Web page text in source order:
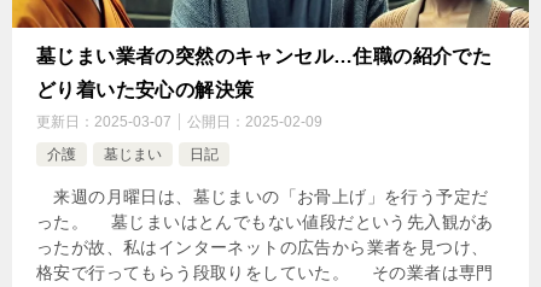
墓じまい業者の突然のキャンセル…住職の紹介でた
どり着いた安心の解決策
更新日： 2025-03-07 公開日： 2025-02-09
介護
墓じまい 日記
来週の月曜日は、墓じまいの「お骨上げ」を行う予定だ
った。 墓じまいはとんでもない値段だという先入観があ
ったが故、私はインターネットの広告から業者を見つけ、
格安で行ってもらう段取りをしていた。 その業者は専門